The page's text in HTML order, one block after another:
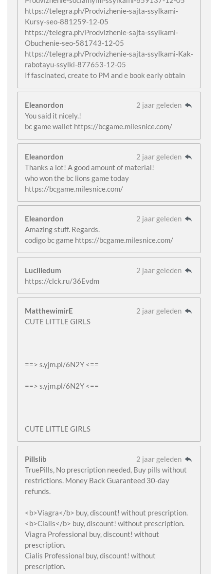
https://telegra.ph/Prodvizhenie-sajta-ssylkami-
Kursy-seo-881259-12-05
https://telegra.ph/Prodvizhenie-sajta-ssylkami-
Obuchenie-seo-581743-12-05
https://telegra.ph/Prodvizhenie-sajta-ssylkami-Kak-
rabotayu-ssylki-877653-12-05
If fascinated, create to PM and e book early obtain
Eleanordon
2 jaar geleden
You said it nicely.!
bc game wallet https://bcgame.milesnice.com/
Eleanordon
2 jaar geleden
Thanks a lot! A good amount of material!
who won the bc lions game today
https://bcgame.milesnice.com/
Eleanordon
2 jaar geleden
Amazing stuff. Regards.
codigo bc game https://bcgame.milesnice.com/
Lucilledum
2 jaar geleden
https://clck.ru/36Evdm
MatthewimirE
2 jaar geleden
CUTE LITTLE GIRLS
==> s.yjm.pl/6N2Y <==
==> s.yjm.pl/6N2Y <==
CUTE LITTLE GIRLS
Pillslib
2 jaar geleden
TruePills, No prescription needed, Buy pills without
restrictions. Money Back Guaranteed 30-day
refunds.
<b>Viagra</b> buy, discount! without prescription.
<b>Cialis</b> buy, discount! without prescription.
Viagra Professional buy, discount! without
prescription.
Cialis Professional buy, discount! without
prescription.